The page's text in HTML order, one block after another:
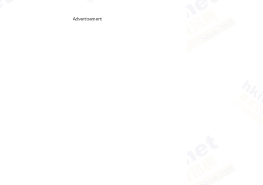
Advertisement